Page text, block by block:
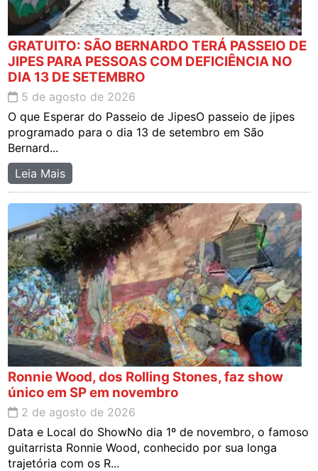
GRATUITO: SÃO BERNARDO TERÁ PASSEIO DE
JIPES PARA PESSOAS COM DEFICIÊNCIA NO
DIA 13 DE SETEMBRO
5 de agosto de 2026
O que Esperar do Passeio de JipesO passeio de jipes
programado para o dia 13 de setembro em São
Bernard...
Leia Mais
Ronnie Wood, dos Rolling Stones, faz show
único em SP em novembro
2 de agosto de 2026
Data e Local do ShowNo dia 1º de novembro, o famoso
guitarrista Ronnie Wood, conhecido por sua longa
trajetória com os R...